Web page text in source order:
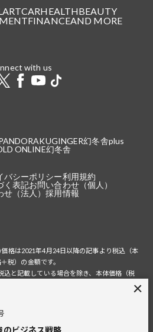
のビジネス戦略
ARTCARHEALTHBEAUTY
FINANCEAND MORE
with us
GINGER幻冬舎plus
ONLINE幻冬舎
バシーポリシー利用規約
く表記お問い合わせ（個人）
せ（法人）採用情報
格は2021年4月24日以降の記事より税込（本
税）の金額です。
込と記載している場合を除き、本体価格（税
掲載当時の税率に準じます。